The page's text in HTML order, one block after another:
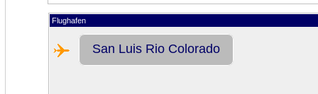
Flughafen
San Luis Rio Colorado